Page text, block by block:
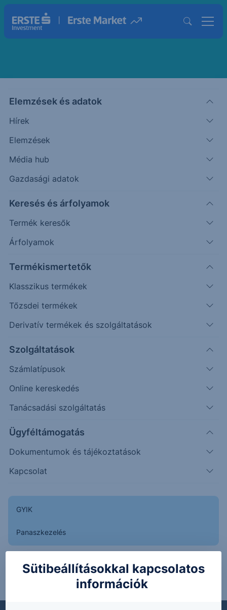
Elemzések és adatok
Hírek
Elemzések
Média hub
Gazdasági adatok
Keresés és árfolyamok
Termék keresők
Árfolyamok
Termékismertetők
Klasszikus termékek
Tőzsdei termékek
Derivatív termékek és szolgáltatások
Szolgáltatások
Számlatípusok
Online kereskedés
Tanácsadási szolgáltatás
Ügyféltámogatás
Dokumentumok és tájékoztatások
Kapcsolat
GYIK
Panaszkezelés
Online Befektetés
Kerényi Eszter
Bróker
Bróker
Kerényi Eszter
Bróker
Email: Eszter.Kerenyi@ersteinvestment.hu
Visszahívás kérése
Díjjegyzékek
Hirdetmények
Közzétételek
Üzletszabályzat
Sütibeállításokkal kapcsolatos
információk